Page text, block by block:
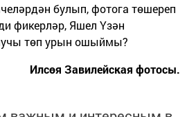
булып, фотога төшереп
фикерләр, Яшел Үзән
төп урын ошыймы?
Илсөя Завилейская фотосы.